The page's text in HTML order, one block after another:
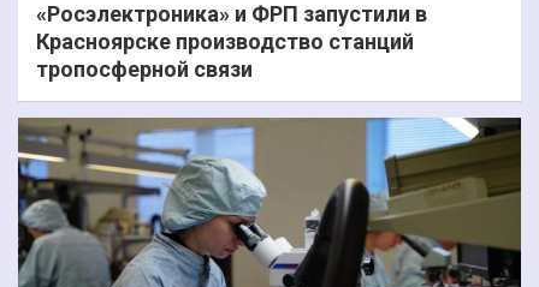
«Росэлектроника» и ФРП запустили в
Красноярске производство станций
тропосферной связи